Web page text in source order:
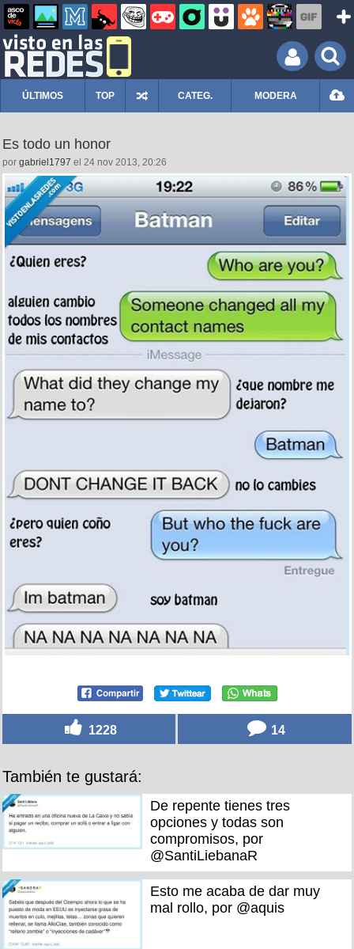
ÚLTIMOS TOP CATEG. MODERA
Es todo un honor
por gabriel1797 el 24 nov 2013, 20:26
1228 14
También te gustará:
De repente tienes tres
opciones y todas son
compromisos, por
@SantiLiebanaR
Esto me acaba de dar muy
mal rollo, por @aquis